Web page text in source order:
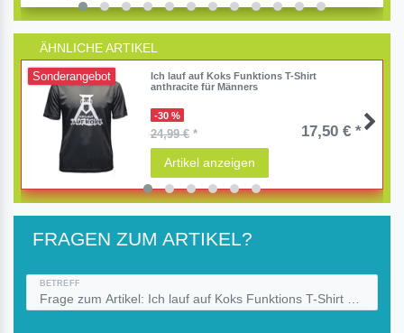
ÄHNLICHE ARTIKEL
Sonderangebot
Ich lauf auf Koks Funktions T-Shirt
anthracite für Männers
-30 %
24,99 €* 17,50 € *
Artikel anzeigen
FRAGEN ZUM ARTIKEL?
BETREFF